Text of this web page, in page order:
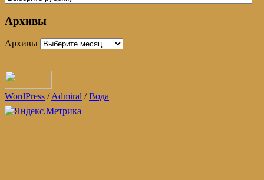
Архивы
Архивы
WordPress /Admiral /Вода